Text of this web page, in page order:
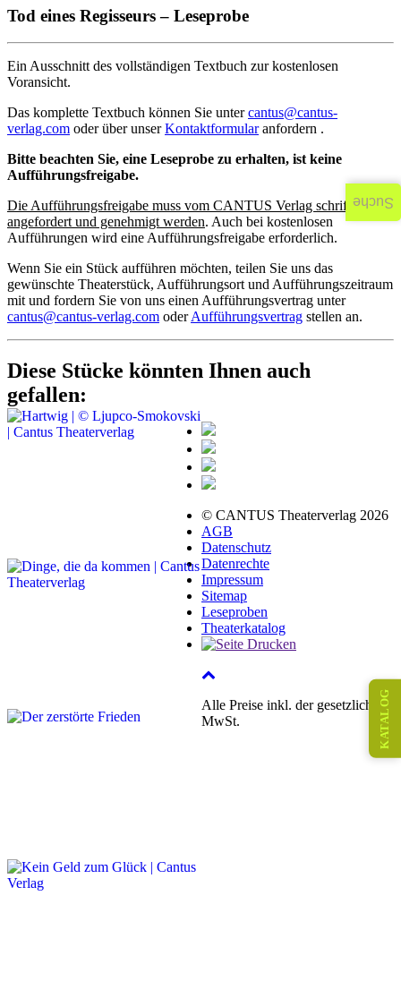
Tod eines Regisseurs – Leseprobe
Ein Ausschnitt des vollständigen Textbuch zur kostenlosen
Voransicht.
Das komplette Textbuch können Sie untercantus@cantus-
verlag.com oder über unserKontaktformularanfordern .
Bitte beachten Sie, eine Leseprobe zu erhalten, ist keine
Aufführungsfreigabe.
Die Aufführungsfreigabe muss vom CANTUS Verlag schriftlich
angefordert und genehmigt werden. Auch bei kostenlosen
Aufführungen wird eine Aufführungsfreigabe erforderlich.
Wenn Sie ein Stück aufführen möchten, teilen Sie uns das
gewünschte Theaterstück, Aufführungsort und Aufführungszeitraum
mit und fordern Sie von uns einen Aufführungsvertrag unter
cantus@cantus-verlag.com oderAufführungsvertrag stellen an.
Diese Stücke könnten Ihnen auch
gefallen:
© CANTUS Theaterverlag 2026
AGB
Datenschutz
Datenrechte
Impressum
Sitemap
Leseproben
Theaterkatalog
Alle Preise inkl. der gesetzlichen
MwSt.
KATALOG
Suche